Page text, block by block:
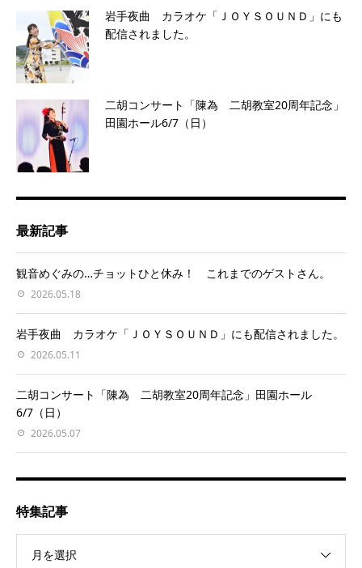
岩手夜曲 カラオケ「ＪＯＹＳＯＵＮＤ」にも
配信されました。
二胡コンサート「陳為 二胡教室20周年記念」
田園ホール6/7（日）
最新記事
観音めぐみの…チョットひと休み！ これまでのゲストさん。
2026.05.18
岩手夜曲 カラオケ「ＪＯＹＳＯＵＮＤ」にも配信されました。
2026.05.11
二胡コンサート「陳為 二胡教室20周年記念」田園ホール
6/7（日）
2026.05.07
特集記事
月を選択